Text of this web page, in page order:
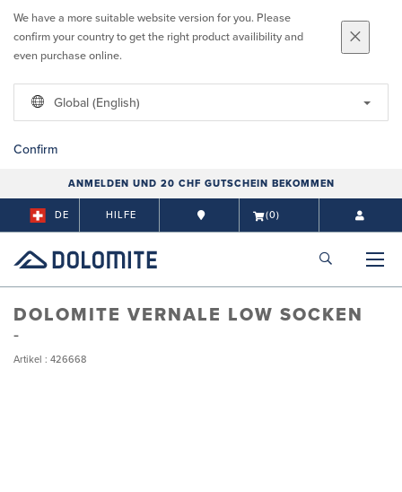
We have a more suitable website version for you. Please
confirm your country to get the right product availibility and
even purchase online.
Global (English)
Confirm
ANMELDEN UND 20 CHF GUTSCHEIN BEKOMMEN
DE HILFE (0)
DOLOMITE VERNALE LOW SOCKEN
Artikel : 426668